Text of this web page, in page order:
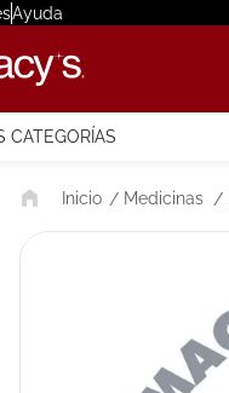
Ayuda
CATEGORÍAS
Medicinas